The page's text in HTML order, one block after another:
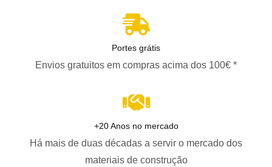
Portes grátis
Envios gratuitos em compras acima dos 100€ *
+20 Anos no mercado
Há mais de duas décadas a servir o mercado dos
materiais de construção